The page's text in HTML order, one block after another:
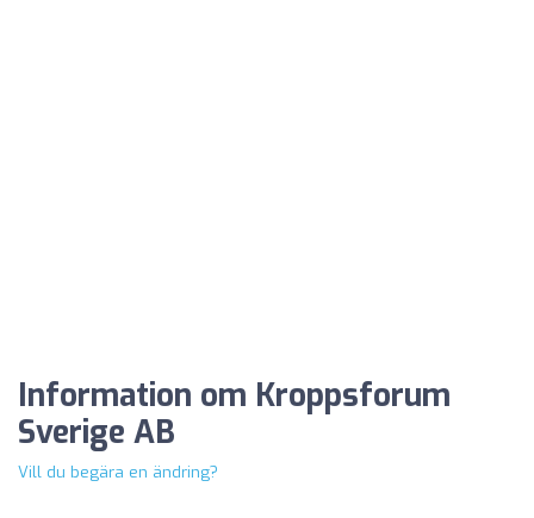
Information om Kroppsforum
Sverige AB
Vill du begära en ändring?